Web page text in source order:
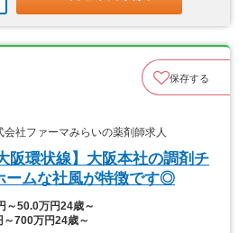
保存する
社ファーマみらいの薬剤師求人
阪環状線】大阪本社の調剤チ
ームな社風が特徴です◎
～50.0万円24歳～
～700万円24歳～